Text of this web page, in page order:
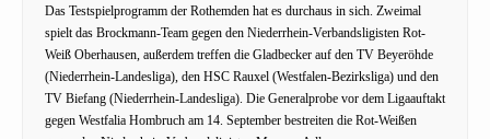
Das Testspielprogramm der Rothemden hat es durchaus in sich. Zweimal
spielt das Brockmann-Team gegen den Niederrhein-Verbandsligisten Rot-
Weiß Oberhausen, außerdem treffen die Gladbecker auf den TV Beyeröhde
(Niederrhein-Landesliga), den HSC Rauxel (Westfalen-Bezirksliga) und den
TV Biefang (Niederrhein-Landesliga). Die Generalprobe vor dem Ligaauftakt
gegen Westfalia Hombruch am 14. September bestreiten die Rot-Weißen